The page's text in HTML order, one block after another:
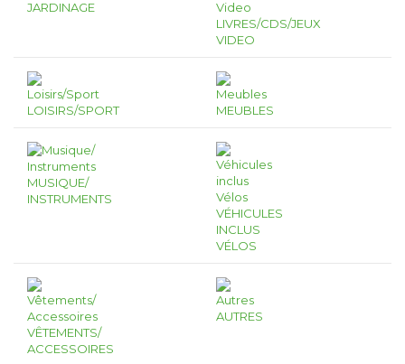
JARDINAGE
LIVRES/CDS/JEUX
VIDEO
LOISIRS/SPORT MEUBLES
MUSIQUE/
INSTRUMENTS
VÉHICULES
INCLUS
VÉLOS
VÊTEMENTS/
ACCESSOIRES
AUTRES